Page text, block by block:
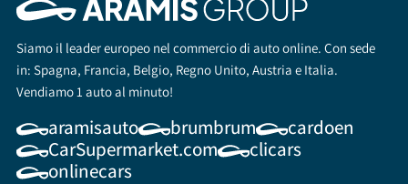
Siamo il leader europeo nel commercio di auto online. Con sede
in: Spagna, Francia, Belgio, Regno Unito, Austria e Italia.
Vendiamo 1 auto al minuto!
aramisauto brumbrum
cardoen
CarSupermarket.com
clicars
onlinecars